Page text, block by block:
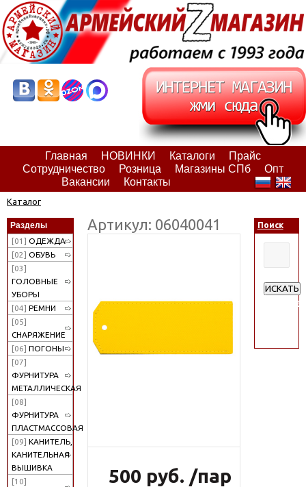
Главная НОВИНКИ Каталоги
Прайс
Сотрудничество
Розница Магазины СПб
Опт
Вакансии
Контакты
Каталог
Разделы
[01] ОДЕЖДА
[02] ОБУВЬ
[03]
ГОЛОВНЫЕ
УБОРЫ
[04] РЕМНИ
[05]
СНАРЯЖЕНИЕ
[06] ПОГОНЫ
[07]
ФУРНИТУРА
МЕТАЛЛИЧЕСКАЯ
[08]
ФУРНИТУРА
ПЛАСТМАССОВАЯ
[09] КАНИТЕЛЬ,
КАНИТЕЛЬНАЯ
ВЫШИВКА
[10]
Артикул: 06040041
500 руб. /пар
Поиск
ИСКАТЬ